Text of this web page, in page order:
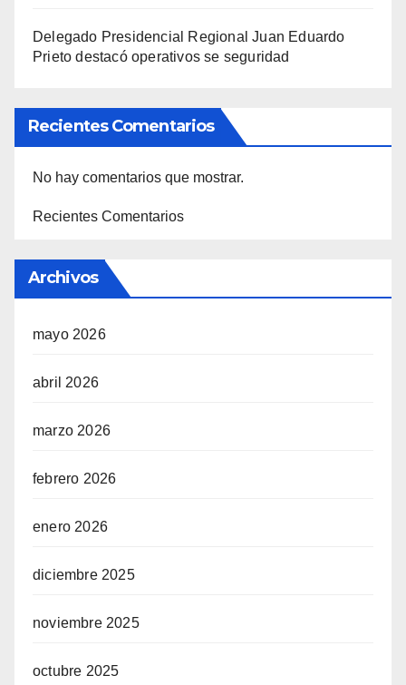
Delegado Presidencial Regional Juan Eduardo
Prieto destacó operativos se seguridad
Recientes Comentarios
No hay comentarios que mostrar.
Recientes Comentarios
Archivos
mayo 2026
abril 2026
marzo 2026
febrero 2026
enero 2026
diciembre 2025
noviembre 2025
octubre 2025